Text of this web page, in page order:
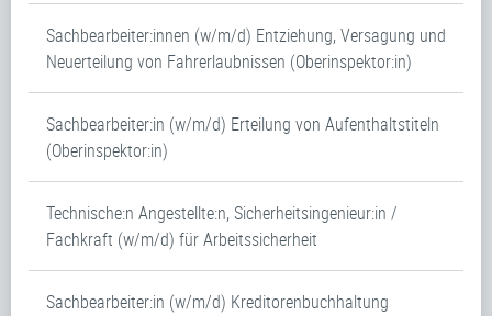
Sachbearbeiter:innen (w/m/d) Entziehung, Versagung und
Neuerteilung von Fahrerlaubnissen (Oberinspektor:in)
Sachbearbeiter:in (w/m/d) Erteilung von Aufenthaltstiteln
(Oberinspektor:in)
Technische:n Angestellte:n, Sicherheitsingenieur:in /
Fachkraft (w/m/d) für Arbeitssicherheit
Sachbearbeiter:in (w/m/d) Kreditorenbuchhaltung